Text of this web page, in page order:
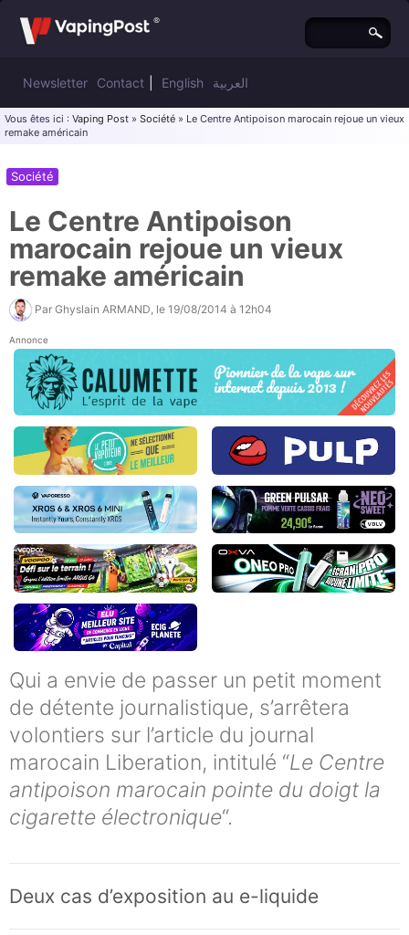
Newsletter Contact English العربية
Vous êtes ici : Vaping Post » Société » Le Centre Antipoison marocain rejoue un vieux
remake américain
Société
Le Centre Antipoison
marocain rejoue un vieux
remake américain
Par Ghyslain ARMAND , le 19/08/2014 à 12h04
Annonce
Qui a envie de passer un petit moment
de détente journalistique, s’arrêtera
volontiers sur l’article du journal
marocain Liberation, intitulé “Le Centre
antipoison marocain pointe du doigt la
cigarette électronique“.
Deux cas d’exposition au e-liquide